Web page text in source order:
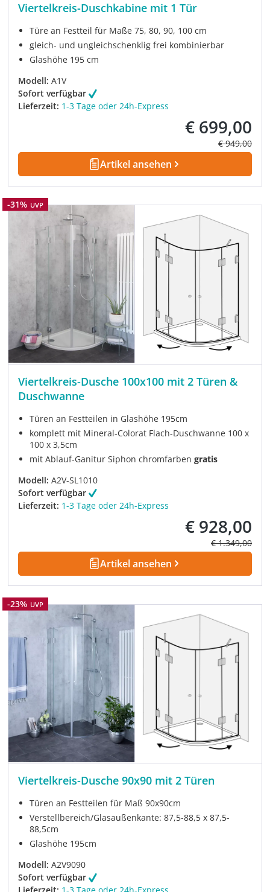
Viertelkreis-Duschkabine mit 1 Tür
Türe an Festteil für Maße 75, 80, 90, 100 cm
gleich- und ungleichschenklig frei kombinierbar
Glashöhe 195 cm
Modell: A1V
Sofort verfügbar
Lieferzeit: 1-3 Tage oder 24h-Express
Verkaufspreis:
€ 699,00
Regulärer
€ 949,00
Artikel ansehen
Rabatt
-31% UVP
Viertelkreis-Dusche 100x100 mit 2 Türen &
Duschwanne
Türen an Festteilen in Glashöhe 195cm
komplett mit Mineral-Colorat Flach-Duschwanne 100 x
100 x 3,5cm
mit Ablauf-Ganitur Siphon chromfarbengratis
Modell: A2V-SL1010
Sofort verfügbar
Lieferzeit: 1-3 Tage oder 24h-Express
Verkaufspreis:
€ 928,00
Regulärer
€ 1.349,00
Artikel ansehen
Rabatt
-23% UVP
Viertelkreis-Dusche 90x90 mit 2 Türen
Türen an Festteilen für Maß 90x90cm
Verstellbereich/Glasaußenkante: 87,5-88,5 x 87,5-
88,5cm
Glashöhe 195cm
Modell: A2V9090
Sofort verfügbar